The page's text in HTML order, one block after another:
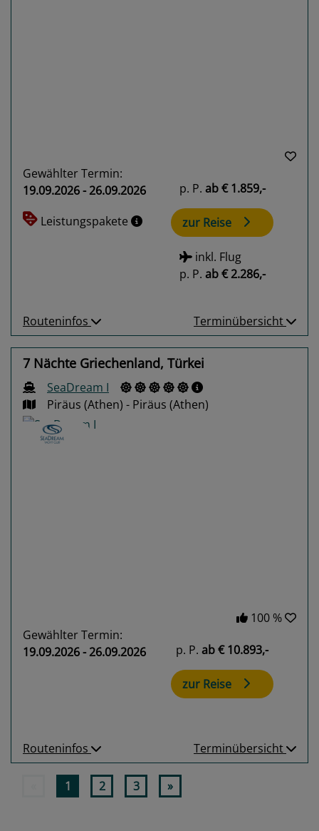
Gewählter Termin:
19.09.2026 - 26.09.2026
Leistungspakete
p. P. ab€ 1.859,-
zur Reise
inkl. Flug
p. P. ab€ 2.286,-
Routeninfos Terminübersicht
7 Nächte Griechenland, Türkei
SeaDream I
Piräus (Athen) - Piräus (Athen)
100 %
Gewählter Termin:
19.09.2026 - 26.09.2026
p. P. ab€ 10.893,-
zur Reise
Routeninfos Terminübersicht
1 2 3 »